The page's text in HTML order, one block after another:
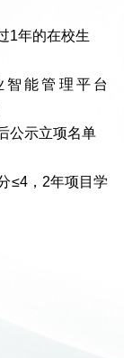
1年的在校生
能管理平台
公示立项名单
≤4，2年项目学